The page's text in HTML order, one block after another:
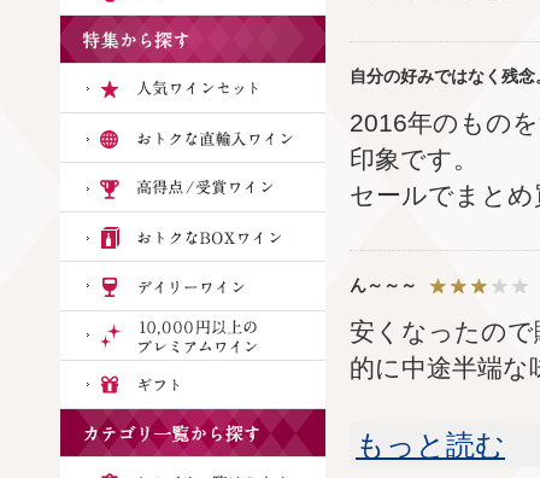
自分の好みではなく残念
2016年のもの
印象です。
セールでまと
ん～～～
安くなったの
的に中途半端
もっと読む